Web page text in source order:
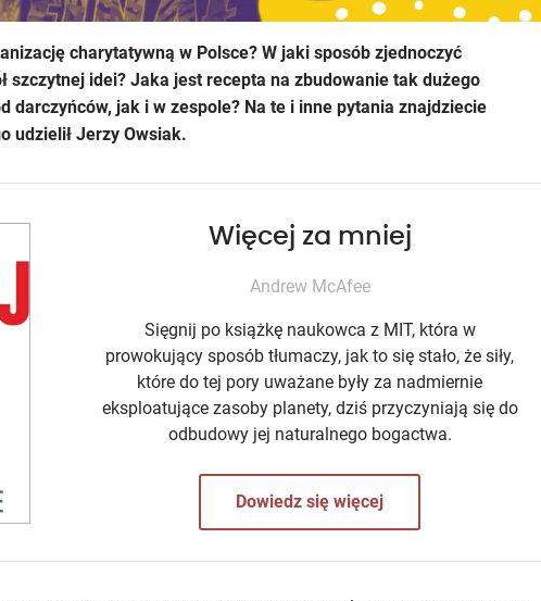
charytatywną w Polsce? W jaki sposób zjednoczyć
szczytnej idei? Jaka jest recepta na zbudowanie tak dużego
darczyńców, jak i w zespole? Na te i inne pytania znajdziecie
udzielił Jerzy Owsiak.
Więcej za mniej
Andrew McAfee
Sięgnij po książkę naukowca z MIT, która w
prowokujący sposób tłumaczy, jak to się stało, że siły,
które do tej pory uważane były za nadmiernie
eksploatujące zasoby planety, dziś przyczyniają się do
odbudowy jej naturalnego bogactwa.
Dowiedz się więcej